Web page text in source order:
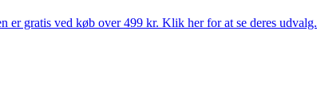
er gratis ved køb over 499 kr. Klik her for at se deres udvalg.